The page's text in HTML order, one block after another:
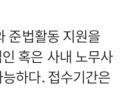
준법활동 지원을
혹은 사내 노무사
하다. 접수기간은